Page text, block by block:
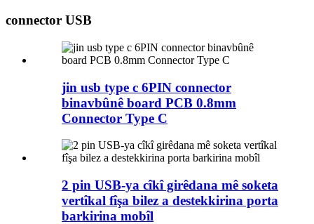
connector USB
jin usb type c 6PIN connector
binavbûnê board PCB 0.8mm
Connector Type C
2 pin USB-ya cîkî girêdana mê soketa
vertîkal fîşa bilez a destekkirina porta
barkirina mobîl